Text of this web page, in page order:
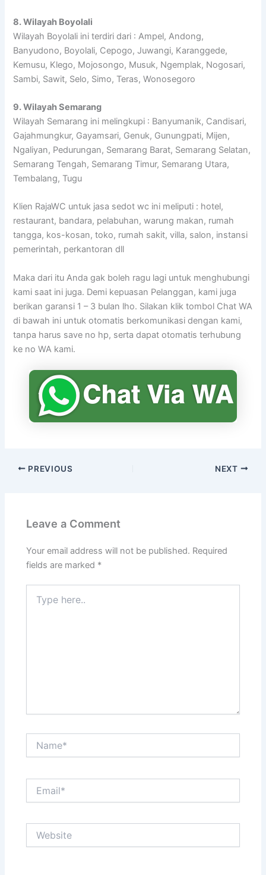
8. Wilayah Boyolali
Wilayah Boyolali ini terdiri dari : Ampel, Andong,
Banyudono, Boyolali, Cepogo, Juwangi, Karanggede,
Kemusu, Klego, Mojosongo, Musuk, Ngemplak, Nogosari,
Sambi, Sawit, Selo, Simo, Teras, Wonosegoro
9. Wilayah Semarang
Wilayah Semarang ini melingkupi : Banyumanik, Candisari,
Gajahmungkur, Gayamsari, Genuk, Gunungpati, Mijen,
Ngaliyan, Pedurungan, Semarang Barat, Semarang Selatan,
Semarang Tengah, Semarang Timur, Semarang Utara,
Tembalang, Tugu
Klien RajaWC untuk jasa sedot wc ini meliputi : hotel,
restaurant, bandara, pelabuhan, warung makan, rumah
tangga, kos-kosan, toko, rumah sakit, villa, salon, instansi
pemerintah, perkantoran dll
Maka dari itu Anda gak boleh ragu lagi untuk menghubungi
kami saat ini juga. Demi kepuasan Pelanggan, kami juga
berikan garansi 1 – 3 bulan lho. Silakan klik tombol Chat WA
di bawah ini untuk otomatis berkomunikasi dengan kami,
tanpa harus save no hp, serta dapat otomatis terhubung
ke no WA kami.
PREVIOUS NEXT
Leave a Comment
Your email address will not be published. Required
fields are marked *
here..